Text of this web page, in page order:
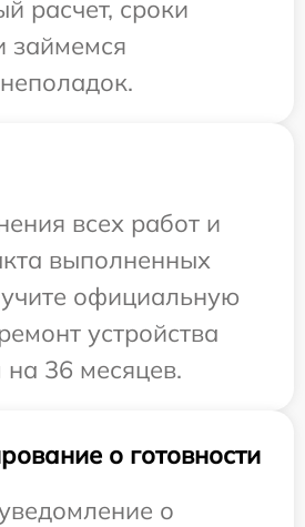
расчет, сроки
займемся
всех работ и
выполненных
официальную
устройства
36 месяцев.
о готовности
о